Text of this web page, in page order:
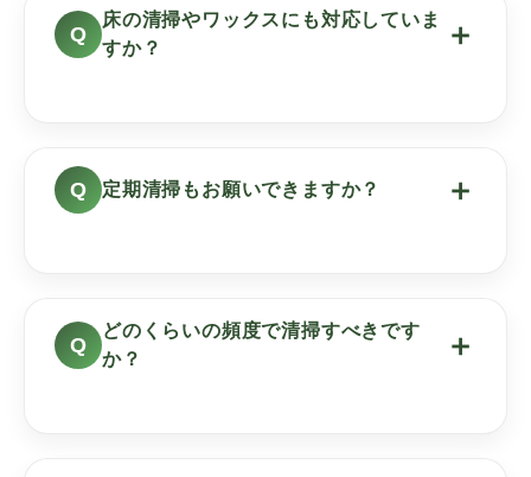
床の清掃やワックスにも対応していま
すか？
＋
定期清掃もお願いできますか？ ＋
どのくらいの頻度で清掃すべきです
か？
＋